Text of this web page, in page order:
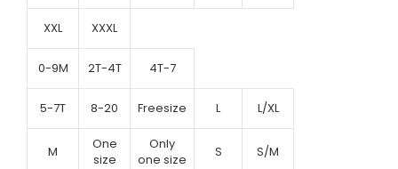
XXL XXXL
0-9M 2T-4T 4T-7
5-7T 8-20 Freesize L L/XL
M
One
size
Only
one size
S S/M